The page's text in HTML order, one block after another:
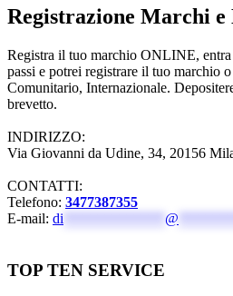
Registrazione Marchi
Registra il tuo marchio ONLINE,
passi e potrei registrare il tuo marchio
Comunitario, Internazionale.
brevetto.
INDIRIZZO:
Via Giovanni da Udine, 34, 20156
CONTATTI:
Telefono: 3477387355
E-mail: di @
TOP TEN SERVICE